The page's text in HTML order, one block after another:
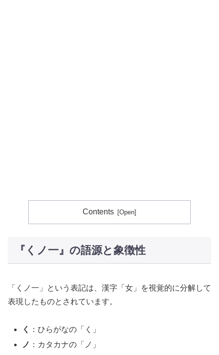
Contents
『くノ一』の語源と象徴性
「くノ一」という表記は、漢字「女」を視覚的に分解して
表現したものとされています。
く
：ひらがなの「く」
ノ ：カタカナの「ノ」